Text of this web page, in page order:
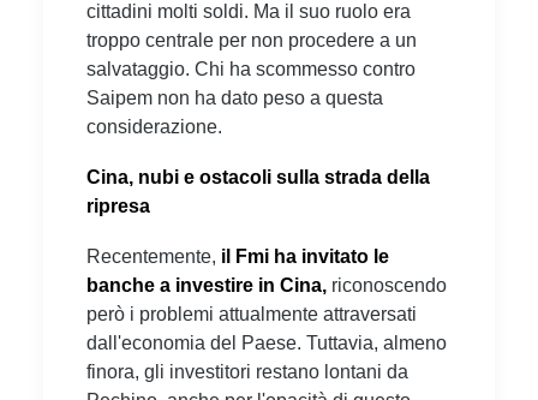
cittadini molti soldi. Ma il suo ruolo era
troppo centrale per non procedere a un
salvataggio. Chi ha scommesso contro
Saipem non ha dato peso a questa
considerazione.
Cina, nubi e ostacoli sulla strada della
ripresa
Recentemente, il Fmi ha invitato le
banche a investire in Cina, riconoscendo
però i problemi attualmente attraversati
dall'economia del Paese. Tuttavia, almeno
finora, gli investitori restano lontani da